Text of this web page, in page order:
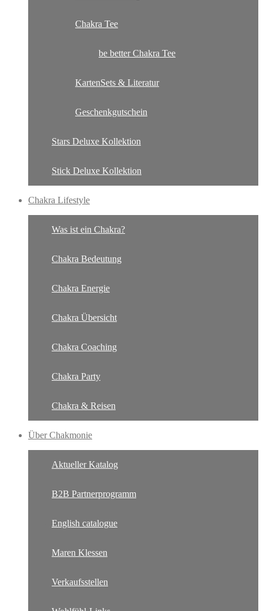
Chakra Tee
be better Chakra Tee
KartenSets & Literatur
Geschenkgutschein
Stars Deluxe Kollektion
Stick Deluxe Kollektion
Chakra Lifestyle
Was ist ein Chakra?
Chakra Bedeutung
Chakra Energie
Chakra Übersicht
Chakra Coaching
Chakra Party
Chakra & Reisen
Über Chakmonie
Aktueller Katalog
B2B Partnerprogramm
English catalogue
Maren Klessen
Verkaufsstellen